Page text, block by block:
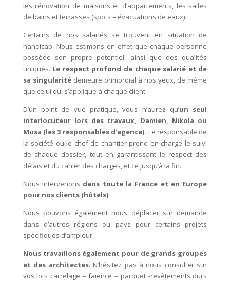
les rénovation de maisons et d’appartements, les salles
de bains et terrasses (spots – évacuations de eaux).
Certains de nos salariés se trouvent en situation de
handicap. Nous estimons en effet que chaque personne
possède son propre potentiel, ainsi que des qualités
uniques. Le respect profond de chaque salarié et de
sa singularitédemeure primordial à nos yeux, de même
que celui qui s’applique à chaque client.
D’un point de vue pratique, vous n’aurez qu’un seul
interlocuteur lors des travaux, Damien, Nikola ou
Musa (les 3 responsables d’agence). Le responsable de
la société ou le chef de chantier prend en charge le suivi
de chaque dossier, tout en garantissant le respect des
délais et du cahier des charges, et ce jusqu’à la fin.
Nous intervenons dans toute la France et en Europe
pour nos clients (hôtels)
Nous pouvons également nous déplacer sur demande
dans d’autres régions ou pays pour certains projets
spécifiques d’ampleur.
Nous travaillons également pour de grands groupes
et des architectes. N’hésitez pas à nous consulter sur
vos lots carrelage – faïence – parquet -revêtements durs